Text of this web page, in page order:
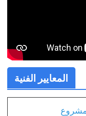
المعايير الفنية